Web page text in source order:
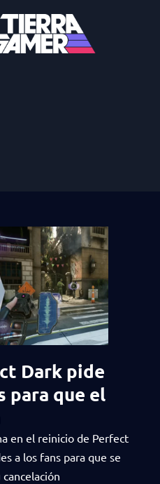
Dark pide
para que el
en el reinicio de Perfect
a los fans para que se